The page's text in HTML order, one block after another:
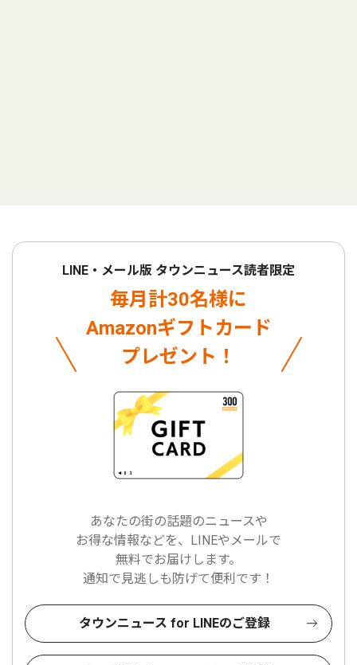
LINE・メール版 タウンニュース読者限定
毎月計30名様に
Amazonギフトカード
プレゼント！
あなたの街の話題のニュースや
お得な情報などを、LINEやメールで
無料でお届けします。
通知で見逃しも防げて便利です！
タウンニュース for LINEのご登録